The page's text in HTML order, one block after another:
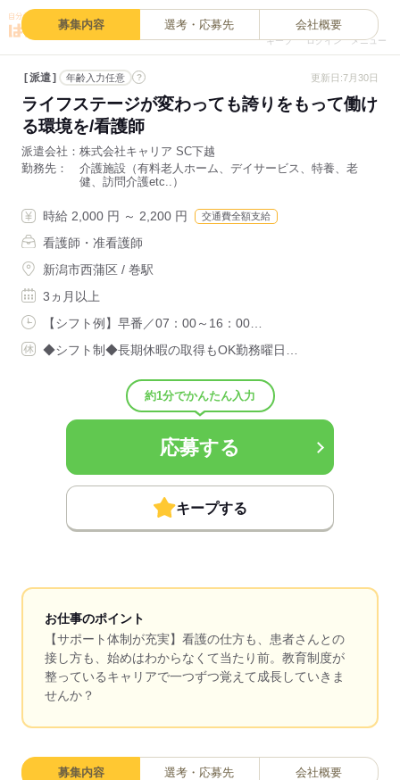
キープ ログイン メニュー
募集内容 選考・応募先 会社概要
派遣 年齢入力任意 ? 更新日:7月30日
ライフステージが変わっても誇りをもって働け
る環境を/看護師
派遣会社
株式会社キャリア SC下越
勤務先
介護施設（有料老人ホーム、デイサービス、特養、老
健、訪問介護etc..）
時給 2,000 円 ～ 2,200 円 交通費全額支給
看護師・准看護師
新潟市西蒲区 / 巻駅
3ヵ月以上
【シフト例】早番／07：00～16：00…
◆シフト制◆長期休暇の取得もOK勤務曜日…
約1分でかんたん入力
応募する
キープする
お仕事のポイント
【サポート体制が充実】看護の仕方も、患者さんとの
接し方も、始めはわからなくて当たり前。教育制度が
整っているキャリアで一つずつ覚えて成長していきま
せんか？
募集内容 選考・応募先 会社概要